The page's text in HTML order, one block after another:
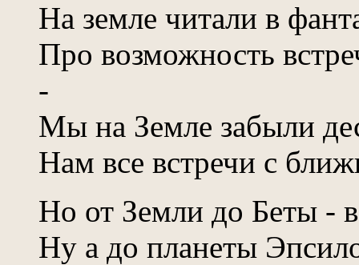
На земле читали в
Про возможность
-
Мы на Земле забыли
Нам все встречи с
Но от Земли до Беты -
Ну а до планеты